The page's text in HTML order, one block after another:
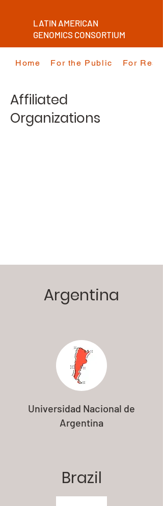
LATIN AMERICAN
GENOMICS CONSORTIUM
Home For the Public For
Affiliated
Organizations
Argentina
Universidad Nacional de
Argentina
Brazil